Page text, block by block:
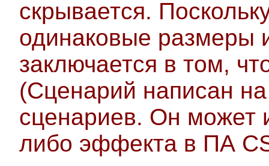
скрывается.
одинаковые размеры
заключается в том,
(Сценарий написан
сценариев. Он может
либо эффекта в ПА